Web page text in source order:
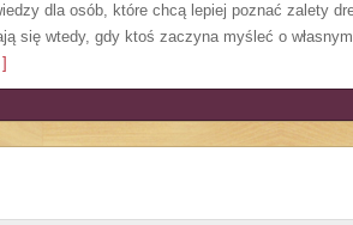
dla osób, które chcą lepiej poznać zalety
się wtedy, gdy ktoś zaczyna myśleć o własnym